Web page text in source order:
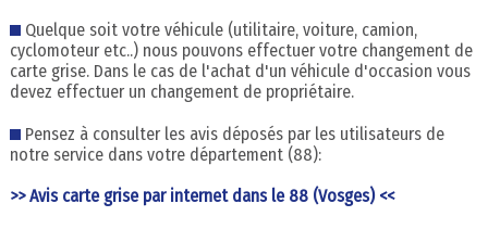
Quelque soit votre véhicule (utilitaire, voiture, camion,
cyclomoteur etc..) nous pouvons effectuer votre changement de
carte grise. Dans le cas de l'achat d'un véhicule d'occasion vous
devez effectuer un changement de propriétaire.
Pensez à consulter les avis déposés par les utilisateurs de
notre service dans votre département (88):
>> Avis carte grise par internet dans le 88 (Vosges) <<